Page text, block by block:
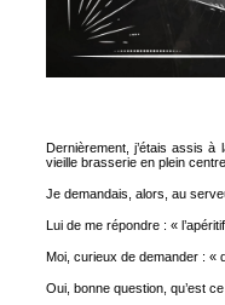
Dernièrement, j’étais assis
vieille brasserie en plein
Je demandais, alors, au
Lui de me répondre : «
Moi, curieux de demander : «
Oui, bonne question, qu’est